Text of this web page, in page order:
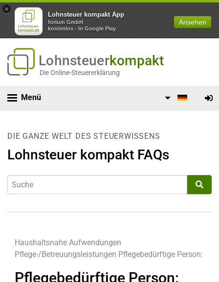
×
Lohnsteuer kompakt App
forium GmbH
kostenlos - In Google Play
Ansehen
Lohnsteuerkompakt
Die Online-Steuererklärung
Menü
DIE GANZE WELT DES STEUERWISSENS
Lohnsteuer kompakt FAQs
Haushaltsnahe Aufwendungen
Pflege-/Betreuungsleistungen Pflegebedürftige Person:
Pflegebedürftige Person: